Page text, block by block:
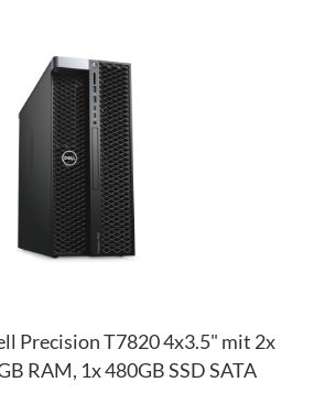
Precision T7820 4x3.5" mit 2x
RAM, 1x 480GB SSD SATA